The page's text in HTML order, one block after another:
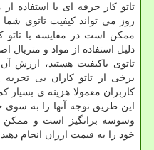
تاتو کار حرفه ای با استفاده
روز می تواند کیفیت تاتوی
ممکن است در مقایسه با تاتو
دلیل استفاده از مواد و متریال
تاتوی باکیفیت هستید، ارزش آن
برخی از تاتو کاران بی
کاربران معمولا هزینه ی بسیار
این طریق توجه آنها را به سوی
وسوسه برانگیز است و ممکن
خود را به قیمت ارزان انجام